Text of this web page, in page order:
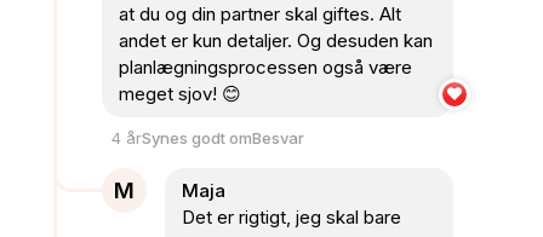
at du og din partner skal giftes. Alt
andet er kun detaljer. Og desuden kan
planlægningsprocessen også være
meget sjov! 😊
4 årSynes godt omBesvar
M
Maja
Det er rigtigt, jeg skal bare